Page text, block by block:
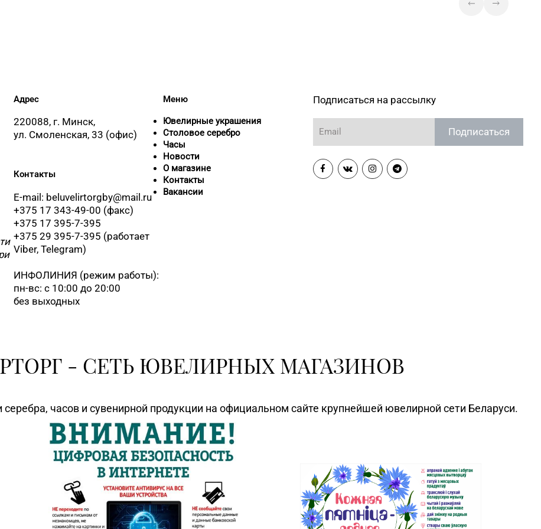
ул. Первомайская, д. 67
8 (0222) 42-76-70, 42-76-42
Магазин №55 «Кристалл» г. Могилев,
пр-т Пушкинский, д. 39
8 (017) 238-21-88, 8 (017) 238-21-03
пр-т Независимости, д. 134, пом. 342
Адрес
220088, г. Минск,
ул. Смоленская, 33 (офис)
Контакты
E-mail: beluvelirtorgby@mail.ru
+375 17 343-49-00 (факс)
+375 17 395-7-395
+375 29 395-7-395 (работает
Viber, Telegram)
ИНФОЛИНИЯ (режим работы):
пн-вс: с 10:00 до 20:00
без выходных
Меню
Ювелирные украшения
Столовое серебро
Часы
Новости
О магазине
Контакты
Вакансии
Подписаться на рассылку
Подписаться
- СЕТЬ ЮВЕЛИРНЫХ МАГАЗИНОВ
часов и сувенирной продукции на официальном сайте крупнейшей ювелирной сети Беларуси.